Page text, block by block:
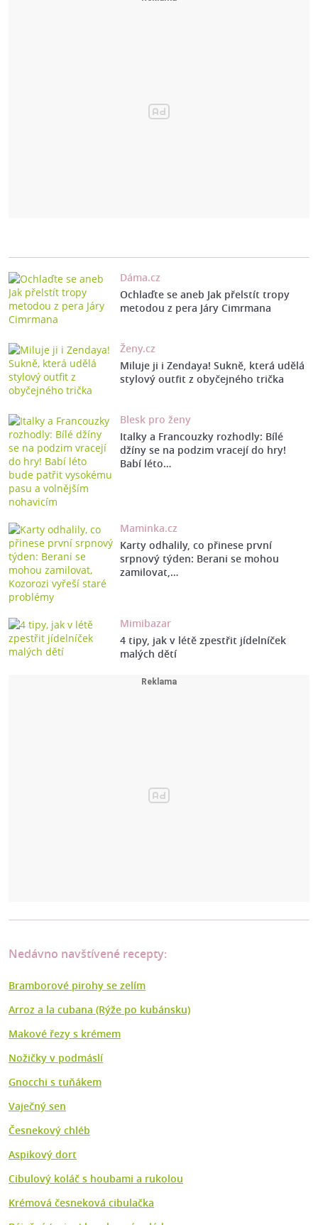
Dáma.cz
Ochlaďte se aneb Jak přelstít tropy
metodou z pera Járy Cimrmana
Ženy.cz
Miluje ji i Zendaya! Sukně, která udělá
stylový outfit z obyčejného trička
Blesk pro ženy
Italky a Francouzky rozhodly: Bílé
džíny se na podzim vracejí do hry!
Babí léto…
Maminka.cz
Karty odhalily, co přinese první
srpnový týden: Berani se mohou
zamilovat,…
Mimibazar
4 tipy, jak v létě zpestřit jídelníček
malých dětí
Nedávno navštívené recepty:
Bramborové pirohy se zelím
Arroz a la cubana (Rýže po kubánsku)
Makové řezy s krémem
Nožičky v podmáslí
Gnocchi s tuňákem
Vaječný sen
Česnekový chléb
Aspikový dort
Cibulový koláč s houbami a rukolou
Krémová česneková cibulačka